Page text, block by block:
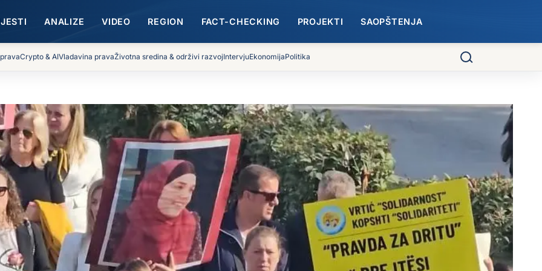
ANALIZE VIDEO REGION FACT-CHECKING PROJEKTI SAOPŠTENJA
Crypto & AIVladavina pravaŽivotna sredina & održivi razvojIntervjuEkonomijaPolitika
Pretraga